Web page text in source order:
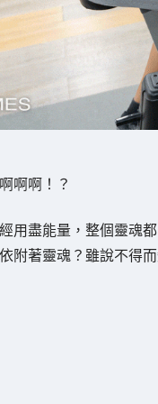
啊啊！？
盡能量，整個靈魂都
附著靈魂？雖說不得